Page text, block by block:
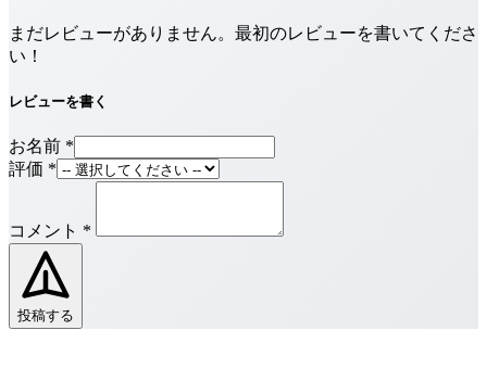
まだレビューがありません。最初のレビューを書いてくださ
い！
レビューを書く
お名前 *
評価 *
コメント *
投稿する